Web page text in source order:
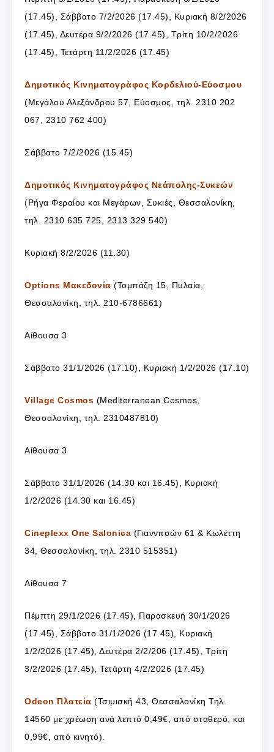
(17.45), Σάββατο 7/2/2026 (17.45), Κυριακή 8/2/2026
(17.45), Δευτέρα 9/2/2026 (17.45), Τρίτη 10/2/2026
(17.45), Τετάρτη 11/2/2026 (17.45)
Δημοτικός Κινηματογράφος Κορδελιού-Εύοσμου
(Μεγάλου Αλεξάνδρου 57, Εύοσμος, τηλ. 2310 202
067, 2310 762 400)
Σάββατο 7/2/2026 (15.45)
Δημοτικός Κινηματογράφος Νεάπολης-Συκεών
(Ρήγα Φεραίου και Μεγάρων, Συκιές, Θεσσαλονίκη,
τηλ. 2310 635 725, 2313 329 540)
Κυριακή 8/2/2026 (11.30)
Options Μακεδονία (Τομπάζη 15, Πυλαία,
Θεσσαλονίκη, τηλ. 210-6786661)
Αίθουσα 3
Σάββατο 31/1/2026 (17.10), Κυριακή 1/2/2026 (17.10)
Village Cosmos (Mediterranean Cosmos,
Θεσσαλονίκη, τηλ. 2310487810)
Αίθουσα 3
Σάββατο 31/1/2026 (14.30 και 16.45), Κυριακή
1/2/2026 (14.30 και 16.45)
Cineplexx One Salonica (Γιαννιτσών 61 & Κωλέττη
34, Θεσσαλονίκη, τηλ. 2310 515351)
Αίθουσα 7
Πέμπτη 29/1/2026 (17.45), Παρασκευή 30/1/2026
(17.45), Σάββατο 31/1/2026 (17.45), Κυριακή
1/2/2026 (17.45), Δευτέρα 2/2/206 (17.45), Τρίτη
3/2/2026 (17.45), Τετάρτη 4/2/2026 (17.45)
Odeon Πλατεία (Τσιμισκή 43, Θεσσαλονίκη Τηλ.
14560 με χρέωση ανά λεπτό 0,49€, από σταθερό, και
0,99€, από κινητό).